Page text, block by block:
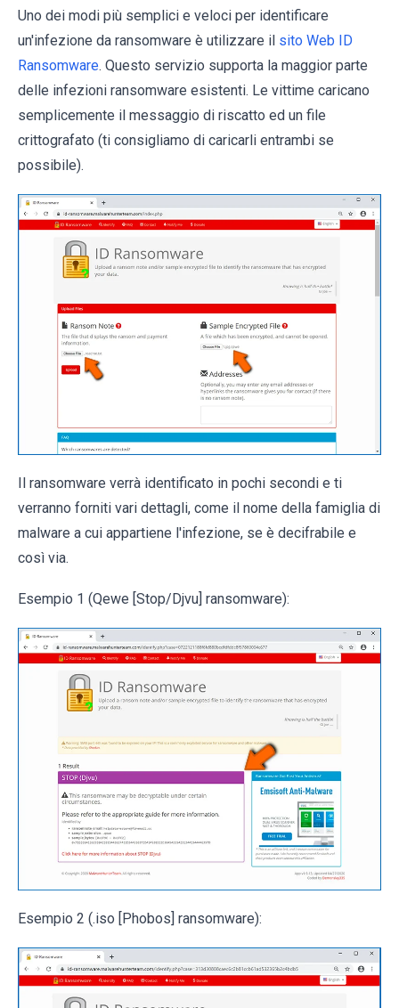
Uno dei modi più semplici e veloci per identificare
un'infezione da ransomware è utilizzare il sito Web ID
Ransomware. Questo servizio supporta la maggior parte
delle infezioni ransomware esistenti. Le vittime caricano
semplicemente il messaggio di riscatto ed un file
crittografato (ti consigliamo di caricarli entrambi se
possibile).
Il ransomware verrà identificato in pochi secondi e ti
verranno forniti vari dettagli, come il nome della famiglia di
malware a cui appartiene l'infezione, se è decifrabile e
così via.
Esempio 1 (Qewe [Stop/Djvu] ransomware):
Esempio 2 (.iso [Phobos] ransomware):